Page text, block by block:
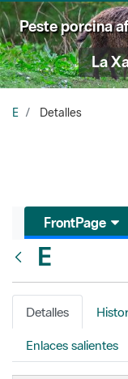
Peste porcina
La
E Detalles
FrontPage
E
Detalles
Enlaces salientes